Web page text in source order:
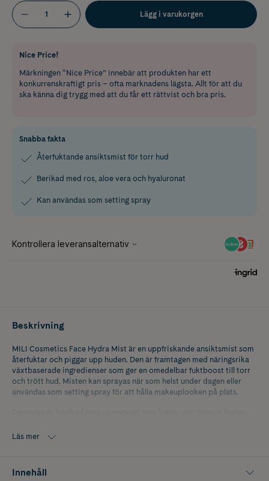
Lägg i varukorgen
Nice Price!
Märkningen “Nice Price” innebär att produkten har ett
konkurrenskraftigt pris – ofta marknadens lägsta. Allt för att du
ska känna dig trygg med att du får ett rättvist och bra pris.
Snabba fakta
Återfuktande ansiktsmist för torr hud
Berikad med ros, aloe vera och hyaluronat
Kan användas som setting spray
Beskrivning
MILI Cosmetics Face Hydra Mist är en uppfriskande ansiktsmist som
återfuktar och piggar upp huden. Den är framtagen med näringsrika
växtbaserade ingredienser som ger en omedelbar fuktboost till torr
och trött hud. Misten kan sprayas när som helst under dagen eller
användas som setting spray för att hålla makeuplooken på plats.
samt natriumhyaluronat som hjälper till att bevara fukt och reducera
Förpackningen innehåller 120 ml.
Läs mer
Innehåll